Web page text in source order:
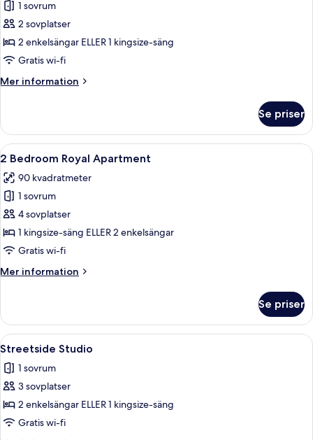
för
Studio
1 sovrum
2 sovplatser
2 enkelsängar ELLER 1 kingsize-säng
Gratis wi-fi
Mer information
Mer
Se priser
Öppna
alla
foton
för
2
Bedroom
Royal
En byggnad med flera våningar, en
6
2 Bedroom Royal Apartment
90 kvadratmeter
1 sovrum
4 sovplatser
1 kingsize-säng ELLER 2 enkelsängar
Gratis wi-fi
Mer information
Mer
Bedroom
Royal
Apartment
Se priser
Öppna
alla
foton
för
Streetside
Studio
Ett hotellrum med en säng,
13
Streetside Studio
1 sovrum
3 sovplatser
2 enkelsängar ELLER 1 kingsize-säng
Gratis wi-fi